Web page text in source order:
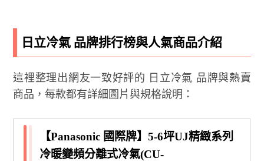
日立冷氣 品牌排行榜與人氣商品介紹
這裡整理出網友一致好評的 日立冷氣 品牌與熱賣
商品，每款都有詳細圖片與規格說明：
【Panasonic 國際牌】5-6坪UJ精緻系列
冷暖變頻分離式冷氣(CU-